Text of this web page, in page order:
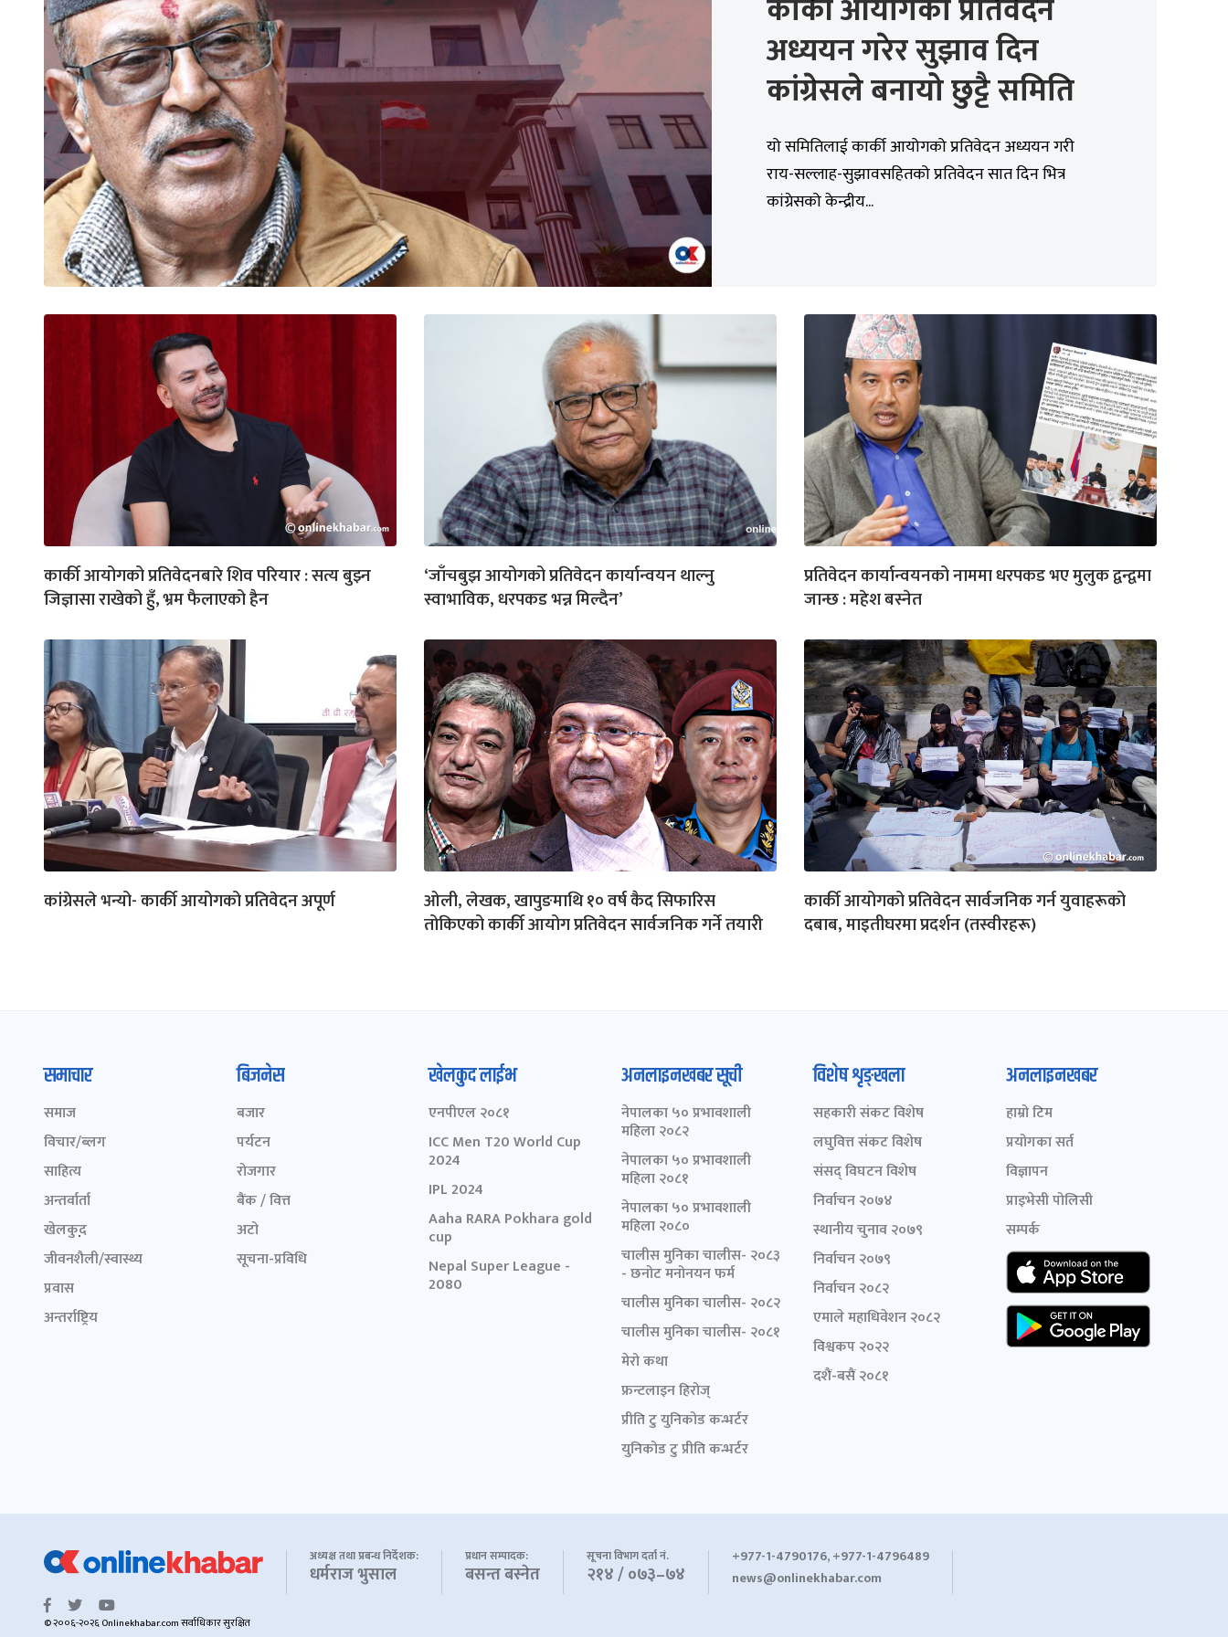
कार्की आयोगको प्रतिवेदन
अध्ययन गरेर सुझाव दिन
कांग्रेसले बनायो छुट्टै समिति
यो समितिलाई कार्की आयोगको प्रतिवेदन अध्ययन गरी
राय-सल्लाह-सुझावसहितको प्रतिवेदन सात दिन भित्र
कांग्रेसको केन्द्रीय...
कार्की आयोगको प्रतिवेदनबारे शिव परियार : सत्य बुझ्न
जिज्ञासा राखेको हुँ, भ्रम फैलाएको हैन
‘जाँचबुझ आयोगको प्रतिवेदन कार्यान्वयन थाल्नु
स्वाभाविक, धरपकड भन्न मिल्दैन’
प्रतिवेदन कार्यान्वयनको नाममा धरपकड भए मुलुक द्वन्द्वमा
जान्छ : महेश बस्नेत
कांग्रेसले भन्यो- कार्की आयोगको प्रतिवेदन अपूर्ण
ओली, लेखक, खापुङमाथि १० वर्ष कैद सिफारिस
तोकिएको कार्की आयोग प्रतिवेदन सार्वजनिक गर्ने तयारी
कार्की आयोगको प्रतिवेदन सार्वजनिक गर्न युवाहरूको
दबाब, माइतीघरमा प्रदर्शन (तस्वीरहरू)
समाचार
समाज
विचार/ब्लग
साहित्य
अन्तर्वार्ता
खेलकुद़़
जीवनशैली/स्वास्थ्य
प्रवास
अन्तर्राष्ट्रिय
बिजनेस
बजार
पर्यटन
रोजगार
बैंक / वित्त
अटो
सूचना-प्रविधि
खेलकुद लाईभ
एनपीएल २०८१
ICC Men T20 World Cup
2024
IPL 2024
Aaha RARA Pokhara gold
cup
Nepal Super League -
2080
अनलाइनखबर सूची
नेपालका ५० प्रभावशाली
महिला २०८२
नेपालका ५० प्रभावशाली
महिला २०८१
नेपालका ५० प्रभावशाली
महिला २०८०
चालीस मुनिका चालीस- २०८३
- छनोट मनोनयन फर्म
चालीस मुनिका चालीस- २०८२
चालीस मुनिका चालीस- २०८१
मेरो कथा
फ्रन्टलाइन हिरोज्
प्रीति टु युनिकोड कन्भर्टर
युनिकोड टु प्रीति कन्भर्टर
विशेष शृङ्खला
सहकारी संकट विशेष
लघुवित्त संकट विशेष
संसद् विघटन विशेष
निर्वाचन २०७४
स्थानीय चुनाव २०७९
निर्वाचन २०७९
निर्वाचन २०८२
एमाले महाधिवेशन २०८२
विश्वकप २०२२
दशैं-बसैं २०८१
अनलाइनखबर
हाम्रो टिम
प्रयोगका सर्त
विज्ञापन
प्राइभेसी पोलिसी
सम्पर्क
अध्यक्ष तथा प्रबन्ध निर्देशक:
धर्मराज भुसाल
प्रधान सम्पादक:
बसन्त बस्नेत
सूचना विभाग दर्ता नं.
२१४ / ०७३–७४
+977-1-4790176, +977-1-4796489
news@onlinekhabar.com
© २००६-२०२६ Onlinekhabar.com सर्वाधिकार सुरक्षित